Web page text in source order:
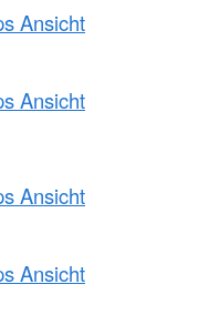
Ansicht
Ansicht
Ansicht
Ansicht